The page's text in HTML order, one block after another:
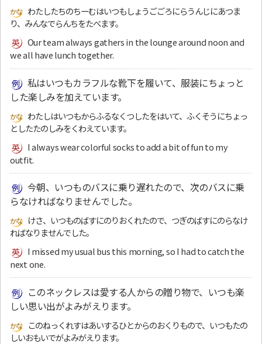
わたしたちのちーむはいつもしょうごごろにらうんじにあつま
り、みんなでらんちをたべます。
Our team always gathers in the lounge around noon and
we all have lunch together.
私はいつもカラフルな靴下を履いて、服装にちょっと
した楽しみを加えています。
わたしはいつもからふるなくつしたをはいて、ふくそうにちょっ
としたたのしみをくわえています。
I always wear colorful socks to add a bit of fun to my
outfit.
今朝、いつものバスに乗り遅れたので、次のバスに乗
らなければなりませんでした。
けさ、いつものばすにのりおくれたので、つぎのばすにのらなけ
ればなりませんでした。
I missed my usual bus this morning, so I had to catch the
next one.
このネックレスは愛する人からの贈り物で、いつも楽
しい思い出がよみがえります。
このねっくれすはあいするひとからのおくりもので、いつもたの
しいおもいでがよみがえります。